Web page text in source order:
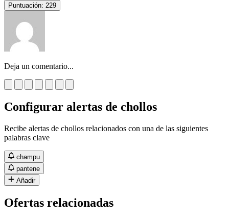
Puntuación: 229
Deja un comentario...
Configurar alertas de chollos
Recibe alertas de chollos relacionados con una de las siguientes
palabras clave
champu
pantene
Añadir
Ofertas relacionadas